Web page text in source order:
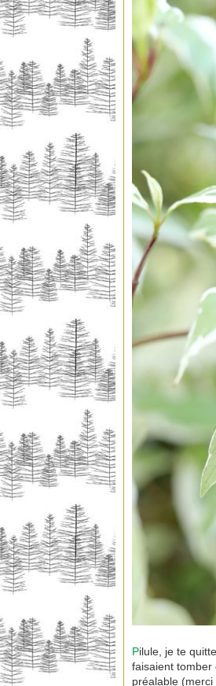
Pilule, je te
faisaient tomber
préalable